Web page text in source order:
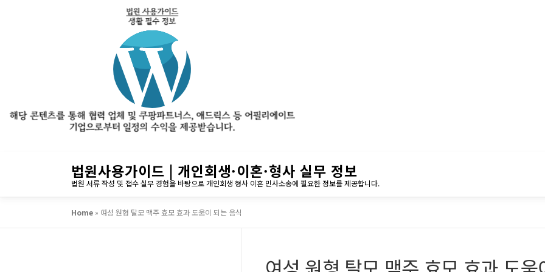
로
법원사용가이드 | 개인회생·이혼·형사 실무 정보
법원 서류 작성 및 접수 실무 경험을 바탕으로 개인회생 형사 이혼 민사소송에 필요한 정보를 제공합니다.
Home » 여성 원형 탈모 맥주 효모 효과 도움이 되는 음식